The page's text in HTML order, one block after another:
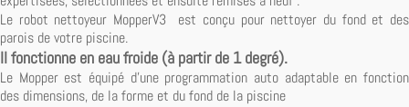
Le robot nettoyeur MopperV3 est conçu pour nettoyer du fond et des
parois de votre piscine.
Il fonctionne en eau froide (à partir de 1 degré).
Le Mopper est équipé d'une programmation auto adaptable en fonction
des dimensions, de la forme et du fond de la piscine